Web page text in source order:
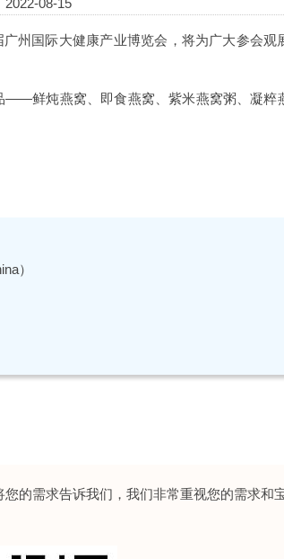
2022-08-15
州国际大健康产业博览会，将为广大参会观
——鲜炖燕窝、即食燕窝、紫米燕窝粥、凝粹
）
的需求告诉我们，我们非常重视您的需求和